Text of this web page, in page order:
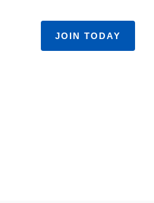
JOIN TODAY